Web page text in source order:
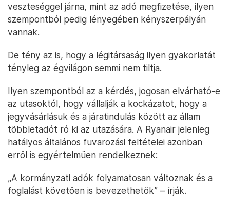
veszteséggel járna, mint az adó megfizetése, ilyen
szempontból pedig lényegében kényszerpályán
vannak.
De tény az is, hogy a légitársaság ilyen gyakorlatát
tényleg az égvilágon semmi nem tiltja.
Ilyen szempontból az a kérdés, jogosan elvárható-e
az utasoktól, hogy vállalják a kockázatot, hogy a
jegyvásárlásuk és a járatindulás között az állam
többletadót ró ki az utazására. A Ryanair jelenleg
hatályos általános fuvarozási feltételei azonban
erről is egyértelműen rendelkeznek:
„A kormányzati adók folyamatosan változnak és a
foglalást követően is bevezethetők” – írják.